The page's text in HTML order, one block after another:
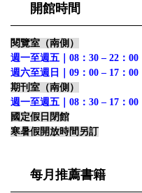
開館時間
閱覽室（南側）
週一至週五｜08：30 – 22：00
週六至週日｜09：00 – 17：00
期刊室（南側）
週一至週五｜08：30 – 17：00
國定假日閉館
寒暑假開放時間另訂
每月推薦書籍